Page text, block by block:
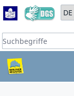
Zum
Zum Hauptmenü
Sprache auswählen:
Suchbegriffe: